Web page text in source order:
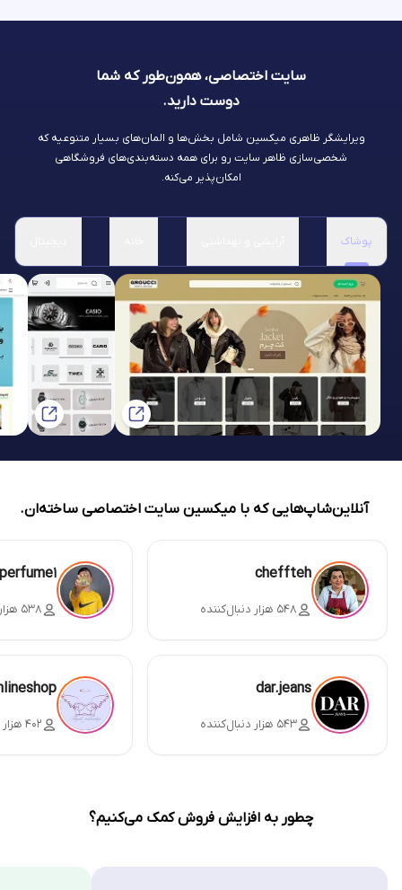
سایت اختصاصی، همون‌طور که شما
دوست دارید.
ویرایشگر ظاهری میکسین شامل بخش‌ها و المان‌های بسیار متنوعیه که
شخصی‌سازی ظاهر سایت رو برای همه دسته‌بندی‌های فروشگاهی
امکان‌پذیر می‌کنه.
پوشاک
آنلاین‌شاپ‌هایی که با میکسین سایت اختصاصی ساخته‌ان.
cheffteh
۵۴۸ هزار دنبال‌کننده ۵۳۸ هزار دنبال‌کننده
dar.jeans
۵۴۳ هزار دنبال‌کننده ۴۰۲ هزار دنبال‌کننده
چطور به افزایش فروش کمک می‌کنیم؟